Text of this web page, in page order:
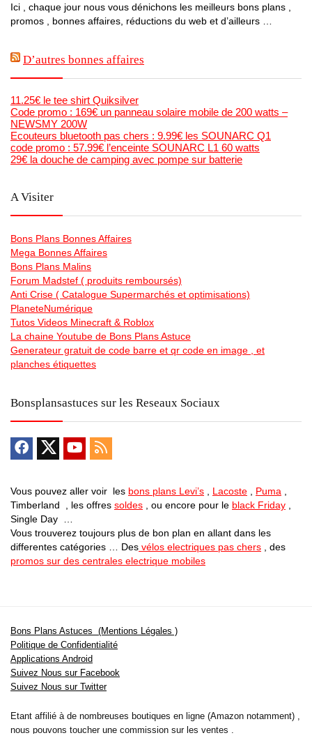
Ici , chaque jour nous vous dénichons les meilleurs bons plans ,
promos , bonnes affaires, réductions du web et d’ailleurs …
D’autres bonnes affaires
11.25€ le tee shirt Quiksilver
Code promo : 169€ un panneau solaire mobile de 200 watts –
NEWSMY 200W
Ecouteurs bluetooth pas chers : 9.99€ les SOUNARC Q1
code promo : 57.99€ l’enceinte SOUNARC L1 60 watts
29€ la douche de camping avec pompe sur batterie
A Visiter
Bons Plans Bonnes Affaires
Mega Bonnes Affaires
Bons Plans Malins
Forum Madstef ( produits remboursés)
Anti Crise ( Catalogue Supermarchés et optimisations)
PlaneteNumérique
Tutos Videos Minecraft & Roblox
La chaine Youtube de Bons Plans Astuce
Generateur gratuit de code barre et qr code en image , et
planches étiquettes
Bonsplansastuces sur les Reseaux Sociaux
Vous pouvez aller voir les bons plans Levi’s Lacoste Puma
Timberland , les offres soldes , ou encore pour le black Friday
Single Day …
Vous trouverez toujours plus de bon plan en allant dans les
differentes catégories … Des vélos electriques pas chers , des
promos sur des centrales electrique mobiles
Bons Plans Astuces (Mentions Légales )
Politique de Confidentialité
Applications Android
Suivez Nous sur Facebook
Suivez Nous sur Twitter
Etant affilié à de nombreuses boutiques en ligne (Amazon notamment) ,
nous pouvons toucher une commission sur les ventes .